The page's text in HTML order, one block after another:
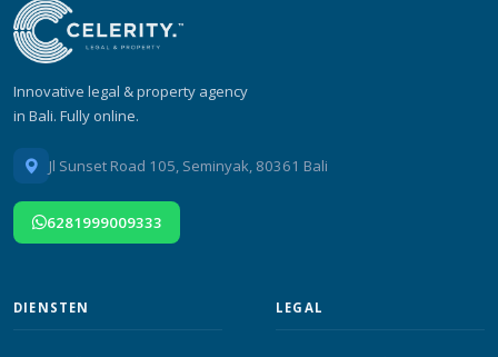
Innovative legal & property agency
in Bali. Fully online.
Jl Sunset Road 105, Seminyak, 80361 Bali
6281999009333
DIENSTEN LEGAL